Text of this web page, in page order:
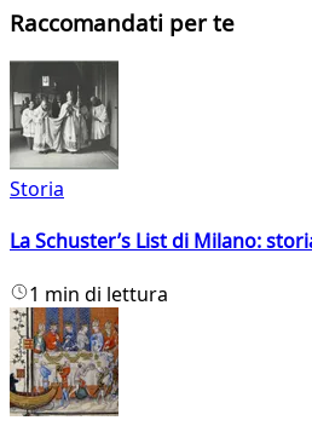
Raccomandati per te
Storia
La Schuster’s List di Milano:
1 min di lettura